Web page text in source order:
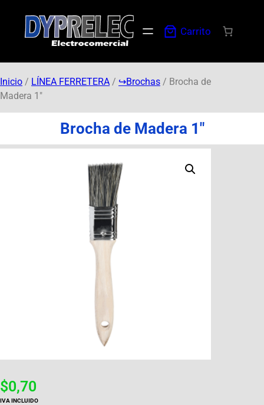
Carrito
Inicio / LÍNEA FERRETERA / ↪︎Brochas / Brocha de
Madera 1″
Brocha de Madera 1″
$0,70
IVA INCLUIDO